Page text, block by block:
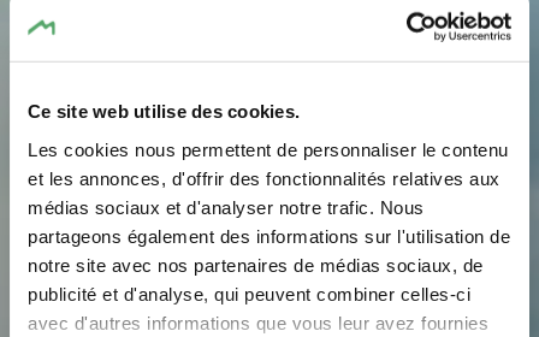
Ce site web utilise des cookies.
Les cookies nous permettent de personnaliser le contenu
et les annonces, d'offrir des fonctionnalités relatives aux
médias sociaux et d'analyser notre trafic. Nous
partageons également des informations sur l'utilisation de
notre site avec nos partenaires de médias sociaux, de
publicité et d'analyse, qui peuvent combiner celles-ci
avec d'autres informations que vous leur avez fournies
Zone Natura 2000 -
Vallée de la Basse Sûre
Où? L-6460 Echternach